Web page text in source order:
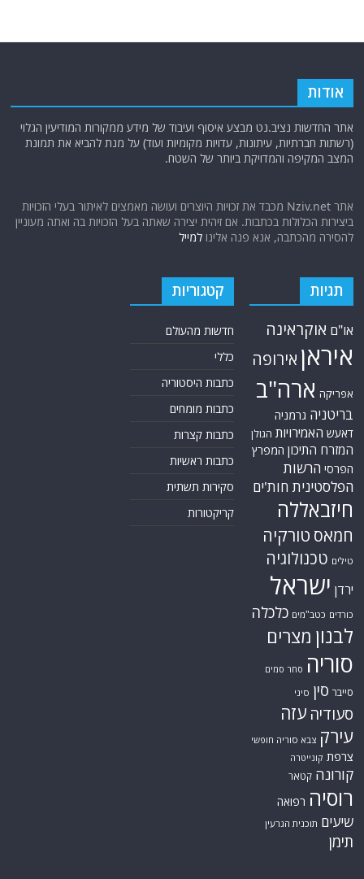
אודות
אתר החדשות נציב.נט מבצע איסוף ועיבוד של מידע ממקורות המודיעין הגלוי
(רשתות חברתיות, עיתונות, עדויות מקומיות ועוד) על מנת להביא את תמונת
המצב המקיפה והמדויקת ביותר של השטח.
אתר Nziv.net מכבד את זכויות היוצרים ועושה מאמצים לאיתור בעלי הזכויות
ביצירות הכלולות בכתבות. אם זיהית יצירה שאתה בעל הזכויות בה ואתה מעוניין
להסירה מהכתבה, אנא פנה אלינולמייל
תגיות
או"ם אוקראינה
איראן אירופה
אפריקה ארה"ב
בריטניה גרמניה
דאעש האמירויות הגולן
המזרח התיכון המפרץ
הפרסי הרשות
הפלסטינית חות'ים
חיזבאללה
חמאס טורקיה
טילים טכנולוגיה
ירדן ישראל
כורדים כטב"מים כלכלה
לבנון מצרים
סוריה סחר סמים
סייבר סין סיני
סעודיה עזה
עירק צבא סוריה חופשי
צרפת קונייטרה
קורונה קטאר
רוסיה רפואה
שיעים תוכנית הגרעין
תימן
קטגוריות
חדשות מהעולם
כללי
כתבות היסטוריה
כתבות מומחים
כתבות קצרות
כתבות ראשיות
סקירות תשתית
קריקטורות